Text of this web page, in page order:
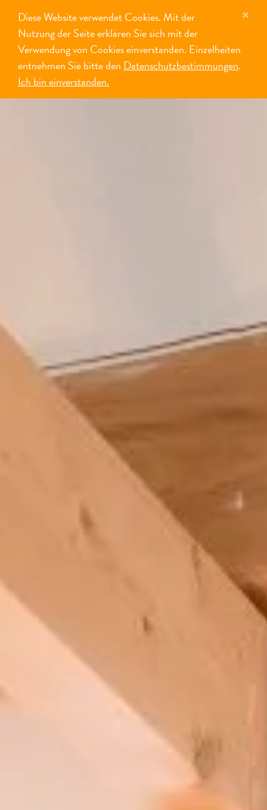
×
Diese Website verwendet Cookies. Mit der
Nutzung der Seite erklären Sie sich mit der
Verwendung von Cookies einverstanden. Einzelheiten
entnehmen Sie bitte den Datenschutzbestimmungen.
Ich bin einverstanden.